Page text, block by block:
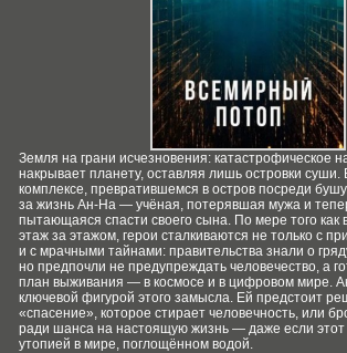
Земля на грани исчезновения: катастрофическое
накрывает планету, оставляя лишь островки
комплексе, превратившемся в остров посреди
за жизнь Ан‑На — учёная, потерявшая мужа и
пытающаяся спасти своего сына. По мере того как
этаж за этажом, герои сталкиваются не только с
и с мрачными тайнами: правительства знали о
но предпочли не предупреждать человечество, а
план выживания — в космосе и в цифровом мире.
ключевой фигурой этого замысла. Ей предстоит
«спасение», которое стирает человечность, или
ради шанса на настоящую жизнь — даже если этот
утопией в мире, поглощённом водой.